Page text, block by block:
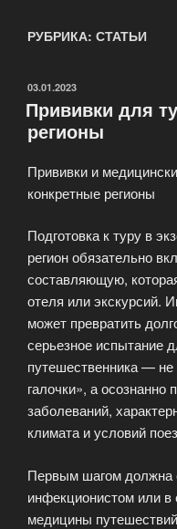
РУБРИКА: СТАТЬИ
ОПУБЛИКОВАНО
03.01.2023
Прививки для
регионы
Прививки и
конкретные регионы
Подготовка к туру в
регион обязательно
составляющую,
отеля или экскурсий.
может превратить
серьезное испытание
путешественника — не
галочки», а осознанно
заболеваний,
климата и условий
Первым шагом должна
инфекционистом или в
медицины